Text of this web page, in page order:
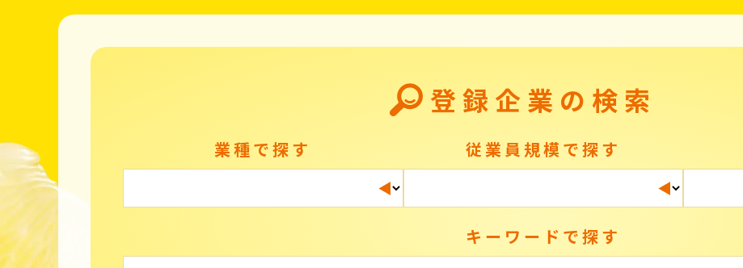
登録企業の検索
業種で探す 従業員規模で探す
キーワードで探す